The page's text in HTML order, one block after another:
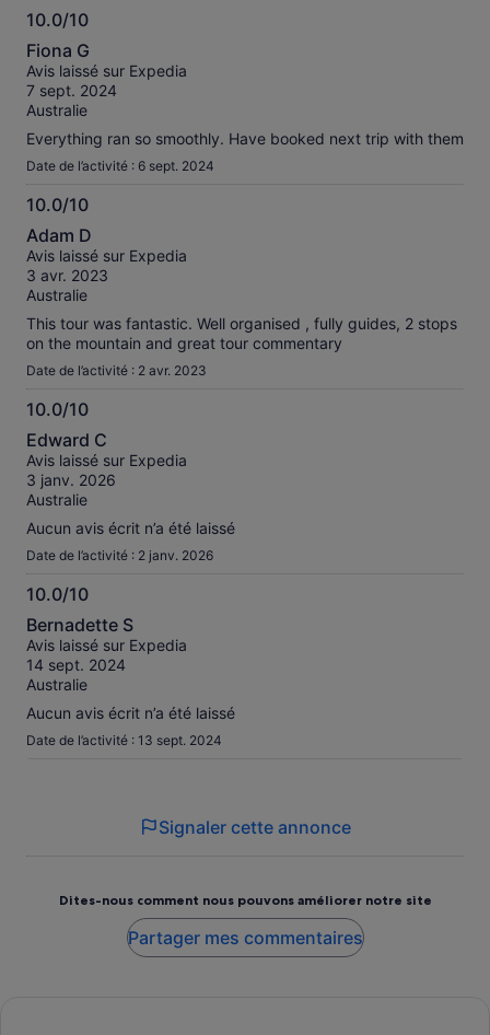
10.0/10
10.0
sur
10
Fiona G
Avis laissé sur Expedia
7 sept. 2024
Australie
Everything ran so smoothly. Have booked next trip with them
Date de l’activité : 6 sept. 2024
10.0/10
10.0
sur
10
Adam D
Avis laissé sur Expedia
3 avr. 2023
Australie
This tour was fantastic. Well organised , fully guides, 2 stops
on the mountain and great tour commentary
Date de l’activité : 2 avr. 2023
10.0/10
10.0
sur
10
Edward C
Avis laissé sur Expedia
3 janv. 2026
Australie
Aucun avis écrit n’a été laissé
Date de l’activité : 2 janv. 2026
10.0/10
10.0
sur
10
Bernadette S
Avis laissé sur Expedia
14 sept. 2024
Australie
Aucun avis écrit n’a été laissé
Date de l’activité : 13 sept. 2024
Signaler cette annonce
Dites-nous comment nous pouvons améliorer notre site
Partager mes commentaires